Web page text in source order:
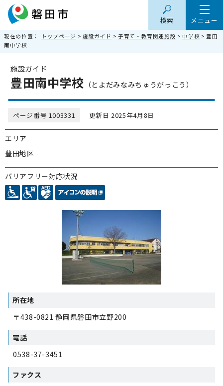
メニュー
検索
現在の位置： トップページ > 施設ガイド >子育て・教育関連施設 > 中学校 > 豊田
南中学校
施設ガイド
豊田南中学校 （とよだみなみちゅうがっこう）
ページ番号 1003331 更新日 2025年4月8日
エリア
豊田地区
バリアフリー対応状況
所在地
〒438-0821 静岡県磐田市立野200
電話
0538-37-3451
ファクス